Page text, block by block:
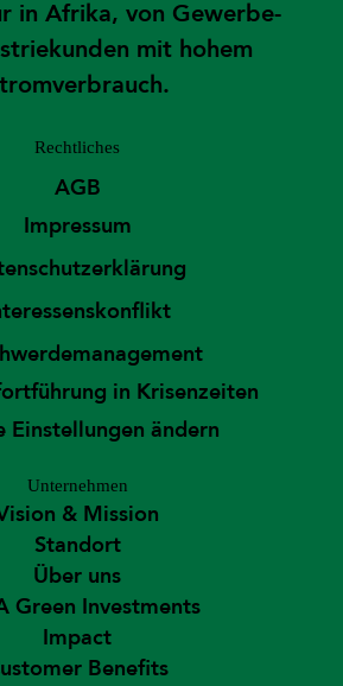
in Afrika, von Gewerbe-
mit hohem
Rechtliches
AGB
Impressum
in Krisenzeiten
Einstellungen ändern
Unternehmen
& Mission
Standort
Über uns
Green Investments
Impact
Benefits